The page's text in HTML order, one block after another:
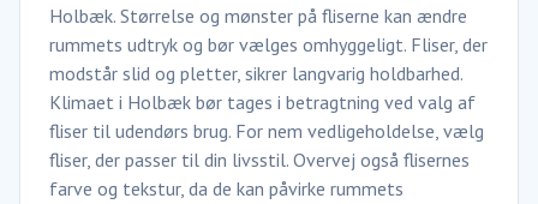
Holbæk. Størrelse og mønster på fliserne kan ændre
rummets udtryk og bør vælges omhyggeligt. Fliser, der
modstår slid og pletter, sikrer langvarig holdbarhed.
Klimaet i Holbæk bør tages i betragtning ved valg af
fliser til udendørs brug. For nem vedligeholdelse, vælg
fliser, der passer til din livsstil. Overvej også flisernes
farve og tekstur, da de kan påvirke rummets